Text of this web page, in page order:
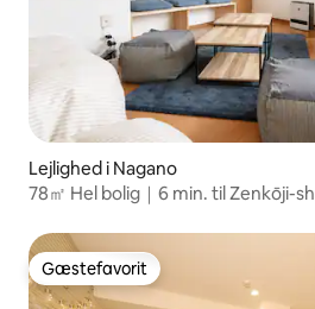
Lejlighed i Nagano
78㎡ Hel bolig｜6 min. til Zenkōji-
Gæstefavorit
Gæstefavorit